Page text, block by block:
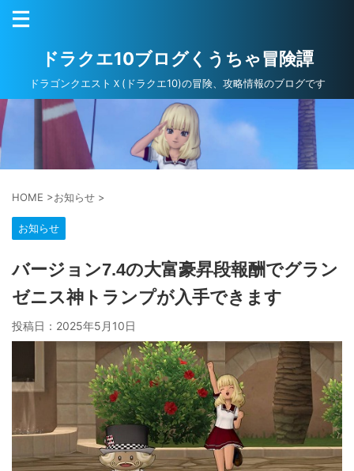
ドラクエ10ブログくうちゃ冒険譚
ドラゴンクエストＸ(ドラクエ10)の冒険、攻略情報のブログです
HOME >お知らせ >
お知らせ
バージョン7.4の大富豪昇段報酬でグラン
ゼニス神トランプが入手できます
投稿日： 2025年5月10日